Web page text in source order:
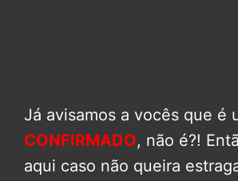
Já avisamos a vocês que é
CONFIRMADO, não é?!
aqui caso não queira